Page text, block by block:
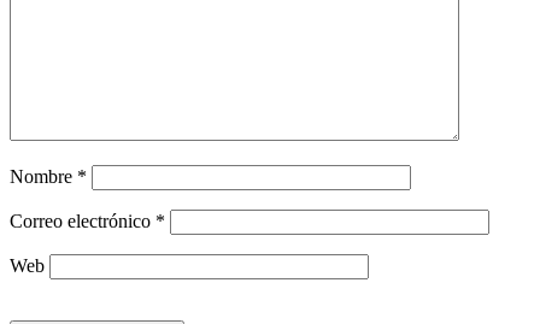
Nombre *
Correo electrónico *
Web